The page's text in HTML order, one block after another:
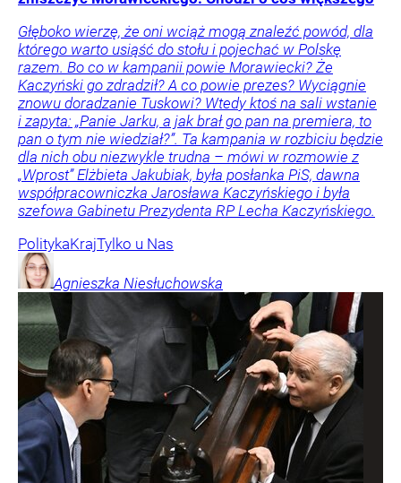
Głęboko wierzę, że oni wciąż mogą znaleźć powód, dla
którego warto usiąść do stołu i pojechać w Polskę
razem. Bo co w kampanii powie Morawiecki? Że
Kaczyński go zdradził? A co powie prezes? Wyciągnie
znowu doradzanie Tuskowi? Wtedy ktoś na sali wstanie
i zapyta: „Panie Jarku, a jak brał go pan na premiera, to
pan o tym nie wiedział?”. Ta kampania w rozbiciu będzie
dla nich obu niezwykle trudna – mówi w rozmowie z
„Wprost” Elżbieta Jakubiak, była posłanka PiS, dawna
współpracowniczka Jarosława Kaczyńskiego i była
szefowa Gabinetu Prezydenta RP Lecha Kaczyńskiego.
PolitykaKrajTylko u Nas
Agnieszka Niesłuchowska